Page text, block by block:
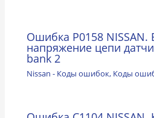
Ошибка P0158 NISSAN.
напряжение цепи
bank 2
Nissan - Коды ошибок, Коды